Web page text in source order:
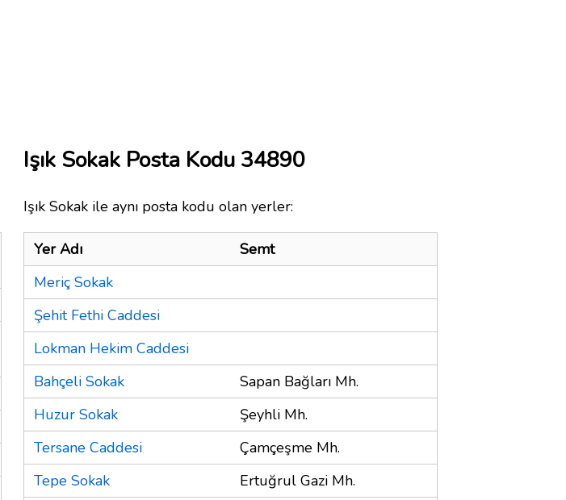
Işık Sokak Posta Kodu 34890
Işık Sokak ile aynı posta kodu olan yerler:
Yer Adı
Semt
Meriç Sokak
Şehit Fethi Caddesi
Lokman Hekim Caddesi
Bahçeli Sokak
Sapan Bağları Mh.
Huzur Sokak
Şeyhli Mh.
Tersane Caddesi
Çamçeşme Mh.
Tepe Sokak
Ertuğrul Gazi Mh.